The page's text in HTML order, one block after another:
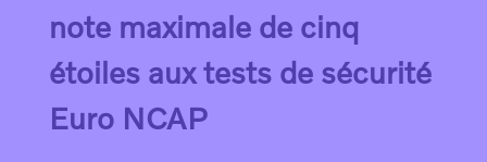
note maximale de cinq
étoiles aux tests de sécurité
Euro NCAP